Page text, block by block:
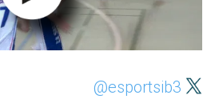
@esportsib3